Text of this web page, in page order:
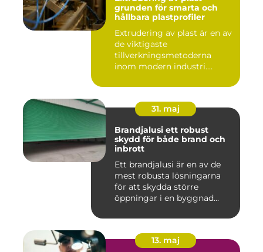
grunden för smarta och
hållbara plastprofiler
Extrudering av plast är en av
de viktigaste
tillverkningsmetoderna
inom modern industri.
31. maj
Brandjalusi ett robust
skydd för både brand och
inbrott
Ett brandjalusi är en av de
mest robusta lösningarna
för att skydda större
öppningar i en byggnad
13. maj